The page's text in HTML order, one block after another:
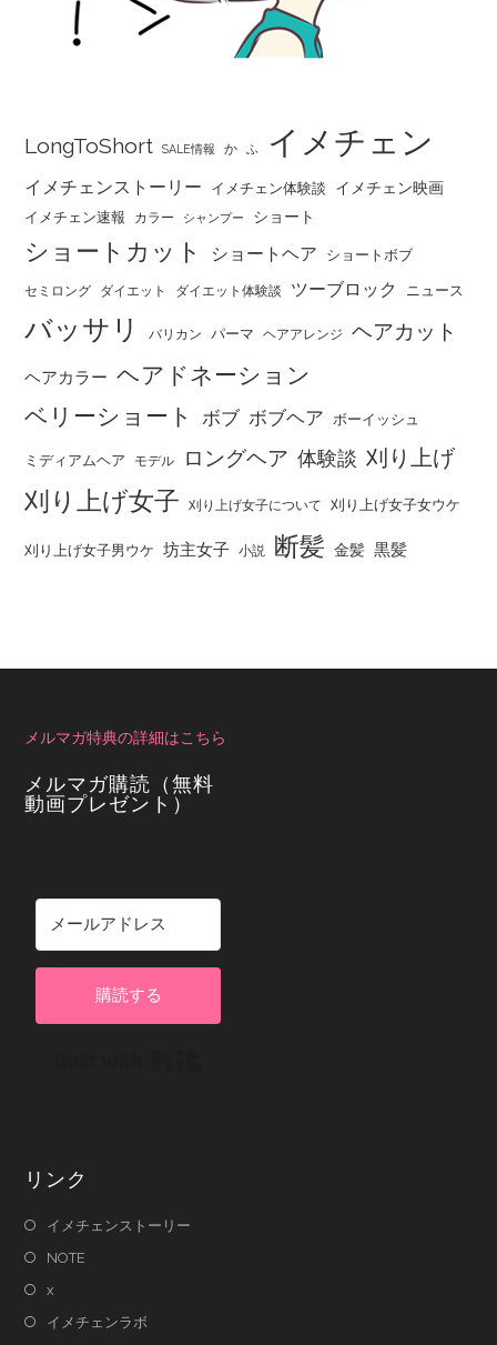
LongToShort SALE情報 か ふ イメチェン
イメチェンストーリー イメチェン体験談 イメチェン映画
イメチェン速報 カラー シャンプー ショート
ショートカット ショートヘア ショートボブ
セミロング ダイエット ダイエット体験談 ツーブロック ニュース
バッサリ バリカン パーマ ヘアアレンジ ヘアカット
ヘアカラー ヘアドネーション
ベリーショート
ボブ ボブヘア ボーイッシュ
ミディアムヘア モデル ロングヘア 体験談 刈り上げ
刈り上げ女子 刈り上げ女子について 刈り上げ女子女ウケ
刈り上げ女子男ウケ 坊主女子 小説 断髪 金髪 黒髪
メルマガ特典の詳細はこちら
メルマガ購読（無料
動画プレゼント）
購読する
リンク
イメチェンストーリー
NOTE
x
イメチェンラボ